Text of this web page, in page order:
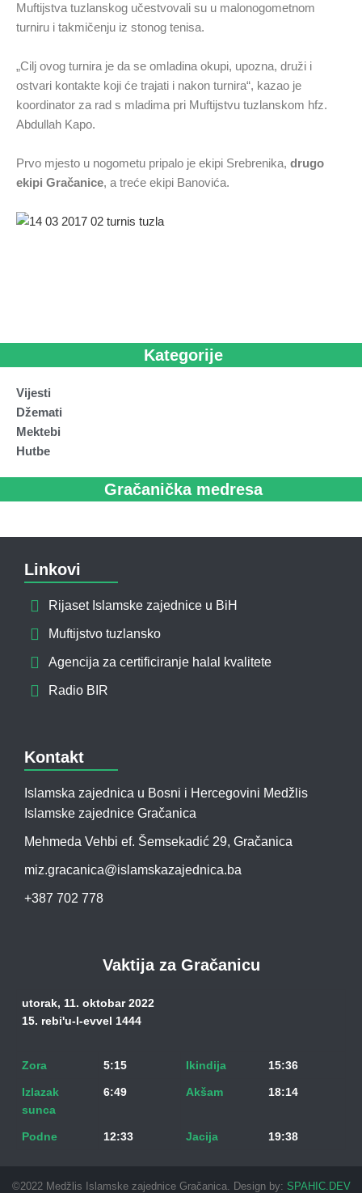
Muftijstva tuzlanskog učestvovali su u malonogometnom
turniru i takmičenju iz stonog tenisa.
„Cilj ovog turnira je da se omladina okupi, upozna, druži i
ostvari kontakte koji će trajati i nakon turnira“, kazao je
koordinator za rad s mladima pri Muftijstvu tuzlanskom hfz.
Abdullah Kapo.
Prvo mjesto u nogometu pripalo je ekipi Srebrenika, drugo
ekipi Gračanice, a treće ekipi Banovića.
Kategorije
Vijesti
Džemati
Mektebi
Hutbe
Gračanička medresa
Linkovi
Rijaset Islamske zajednice u BiH
Muftijstvo tuzlansko
Agencija za certificiranje halal kvalitete
Radio BIR
Kontakt
Islamska zajednica u Bosni i Hercegovini Medžlis
Islamske zajednice Gračanica
Mehmeda Vehbi ef. Šemsekadić 29, Gračanica
miz.gracanica@islamskazajednica.ba
+387 702 778
Vaktija za Gračanicu
utorak, 11. oktobar 2022
15. rebi'u-l-evvel 1444
Zora 5:15 Ikindija 15:36
Izlazak
sunca
6:49 Akšam 18:14
Podne 12:33 Jacija 19:38
©2022 Medžlis Islamske zajednice Gračanica. Design by: SPAHIC.DEV